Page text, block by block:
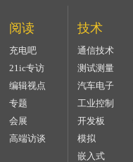
阅读
充电吧
21ic专访
编辑视点
专题
会展
高端访谈
技术
通信技术
测试测量
汽车电子
工业控制
开发板
模拟
嵌入式